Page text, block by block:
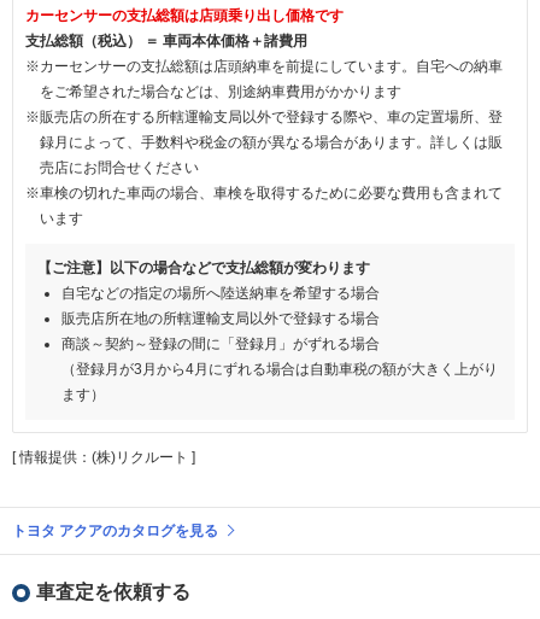
カーセンサーの支払総額は店頭乗り出し価格です
支払総額（税込） ＝ 車両本体価格＋諸費用
※カーセンサーの支払総額は店頭納車を前提にしています。自宅への納車
をご希望された場合などは、別途納車費用がかかります
※販売店の所在する所轄運輸支局以外で登録する際や、車の定置場所、登
録月によって、手数料や税金の額が異なる場合があります。詳しくは販
売店にお問合せください
※車検の切れた車両の場合、車検を取得するために必要な費用も含まれて
います
【ご注意】以下の場合などで支払総額が変わります
自宅などの指定の場所へ陸送納車を希望する場合
販売店所在地の所轄運輸支局以外で登録する場合
商談～契約～登録の間に「登録月」がずれる場合
（登録月が3月から4月にずれる場合は自動車税の額が大きく上がり
ます）
[ 情報提供：(株)リクルート ]
トヨタ アクアのカタログを見る
車査定を依頼する